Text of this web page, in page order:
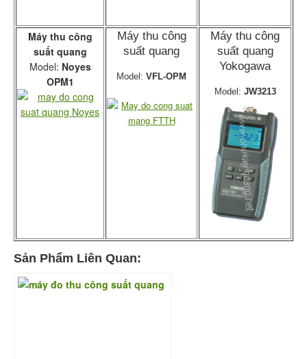
Máy thu công
suất quang
Model: Noyes
OPM1
Máy thu công
suất quang
Model: VFL-OPM
Máy thu công
suất quang
Yokogawa
Model: JW3213
Sản Phẩm Liên Quan: